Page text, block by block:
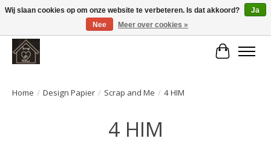
Large selection of products and fast shipping!
Home / Design Papier / Scrap and Me / 4 HIM
4 HIM
Wij slaan cookies op om onze website te verbeteren. Is dat akkoord?
Ja
Nee
Meer over cookies »